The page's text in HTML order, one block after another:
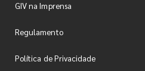
GIV na Imprensa
Regulamento
Política de Privacidade